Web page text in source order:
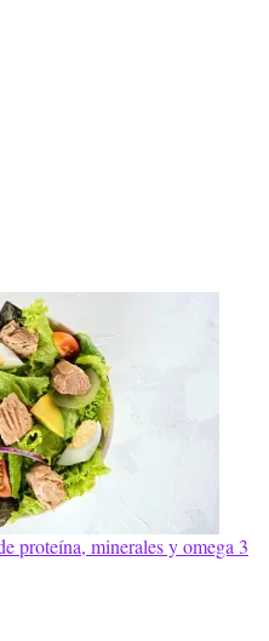
proteína, minerales y omega 3